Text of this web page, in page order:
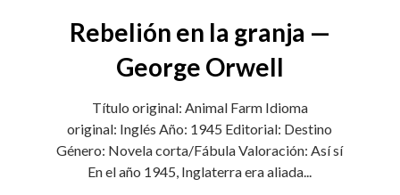
Rebelión en la granja —
George Orwell
Título original: Animal Farm Idioma
original: Inglés Año: 1945 Editorial: Destino
Género: Novela corta/Fábula Valoración: Así sí
En el año 1945, Inglaterra era aliada...